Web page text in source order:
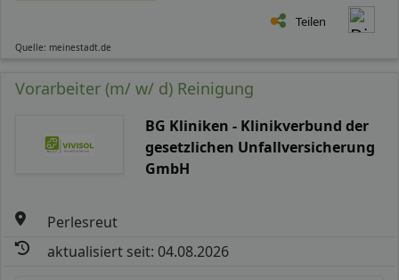
Teilen
Quelle: meinestadt.de
Vorarbeiter (m/ w/ d) Reinigung
BG Kliniken - Klinikverbund der
gesetzlichen Unfallversicherung
GmbH
Perlesreut
aktualisiert seit: 04.08.2026